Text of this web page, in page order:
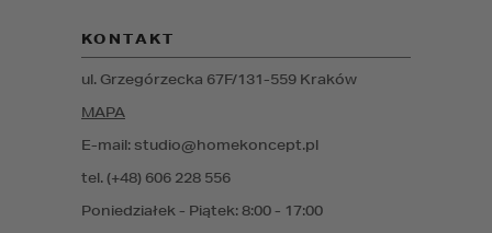
Poniedziałek - Piątek: 8:00 - 17:00
KONTAKT
E-mail: studio@homekoncept.pl
tel. (+48) 606 228 556
ul. Grzegórzecka 67F/131-559 Kraków
MAPA